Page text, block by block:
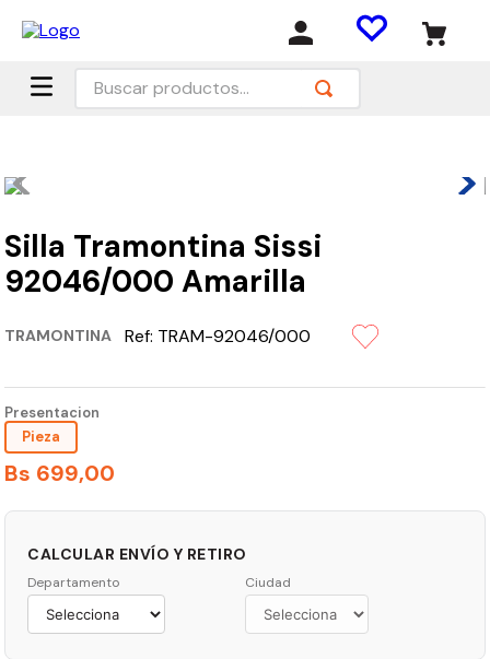
Buscar productos...
Silla Tramontina Sissi
92046/000 Amarilla
TRAMONTINA Ref: TRAM-92046/000
Presentacion
Pieza
Bs 699,00
CALCULAR ENVÍO Y RETIRO
Departamento Ciudad